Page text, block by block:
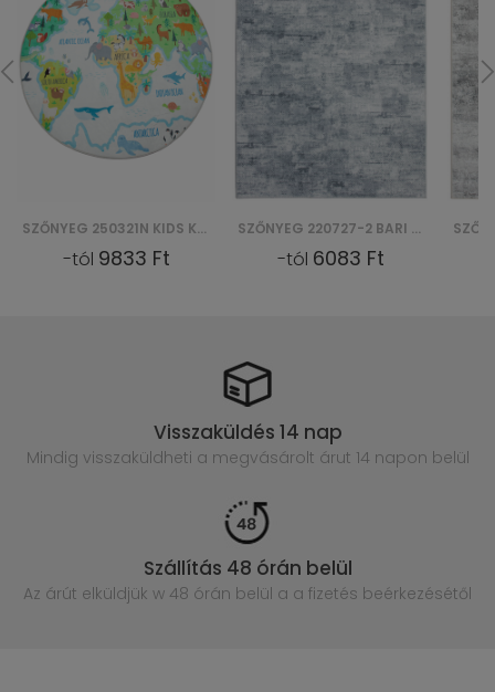
SZŐNYEG 250321N KIDS KOŁO
-tól 9833 Ft
SZŐNYEG 220727-2 BARI PRINT (D)
-tól 6083 Ft
Visszaküldés 14 nap
Mindig visszaküldheti a megvásárolt árut 14 napon belül
Szállítás 48 órán belül
Az árút elküldjük w 48 órán belül a a fizetés beérkezésétől